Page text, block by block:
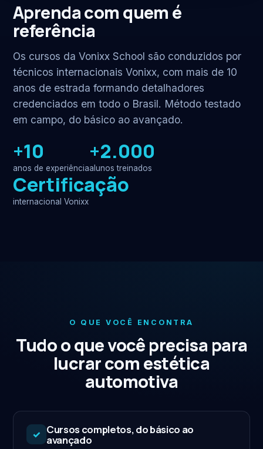
Aprenda com quem é
referência
Os cursos da Vonixx School são conduzidos por
técnicos internacionais Vonixx, com mais de 10
anos de estrada formando detalhadores
credenciados em todo o Brasil. Método testado
em campo, do básico ao avançado.
+10
anos de experiência
+2.000
alunos treinados
Certificação
internacional Vonixx
O QUE VOCÊ ENCONTRA
Tudo o que você precisa para
lucrar com estética
automotiva
✓ Cursos completos, do básico ao
avançado